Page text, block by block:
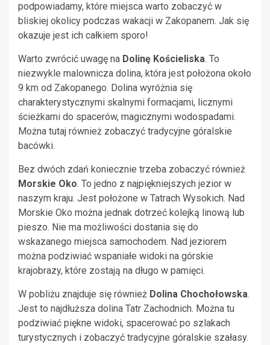
podpowiadamy, które miejsca warto zobaczyć w
bliskiej okolicy podczas wakacji w Zakopanem. Jak się
okazuje jest ich całkiem sporo!
Warto zwrócić uwagę na Dolinę Kościeliska. To
niezwykle malownicza dolina, która jest położona około
9 km od Zakopanego. Dolina wyróżnia się
charakterystycznymi skalnymi formacjami, licznymi
ścieżkami do spacerów, magicznymi wodospadami.
Można tutaj również zobaczyć tradycyjne góralskie
bacówki.
Bez dwóch zdań koniecznie trzeba zobaczyć również
Morskie Oko. To jedno z najpiękniejszych jezior w
naszym kraju. Jest położone w Tatrach Wysokich. Nad
Morskie Oko można jednak dotrzeć kolejką linową lub
pieszo. Nie ma możliwości dostania się do
wskazanego miejsca samochodem. Nad jeziorem
można podziwiać wspaniałe widoki na górskie
krajobrazy, które zostają na długo w pamięci.
W pobliżu znajduje się również Dolina Chochołowska.
Jest to najdłuższa dolina Tatr Zachodnich. Można tu
podziwiać piękne widoki, spacerować po szlakach
turystycznych i zobaczyć tradycyjne góralskie szałasy.